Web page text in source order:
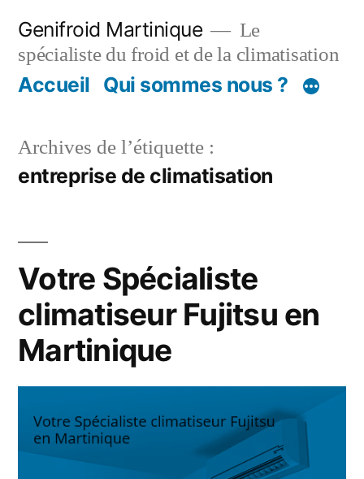
contenu
Genifroid Martinique
Le
spécialiste du froid et de la climatisation
Accueil Qui sommes nous ?
Archives de l’étiquette :
entreprise de climatisation
Votre Spécialiste
climatiseur Fujitsu en
Martinique